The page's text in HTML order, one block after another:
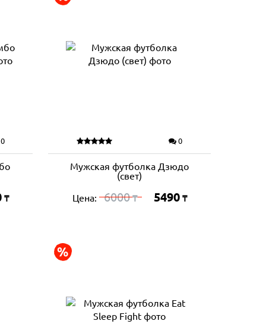
₸
0
Мужская футболка Дзюдо
(свет)
Цена: 6000₸ 5490 ₸